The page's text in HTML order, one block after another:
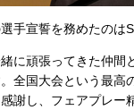
手宣誓を務めたのは
緒に頑張ってきた仲
全国大会という最
謝し、フェアプレー